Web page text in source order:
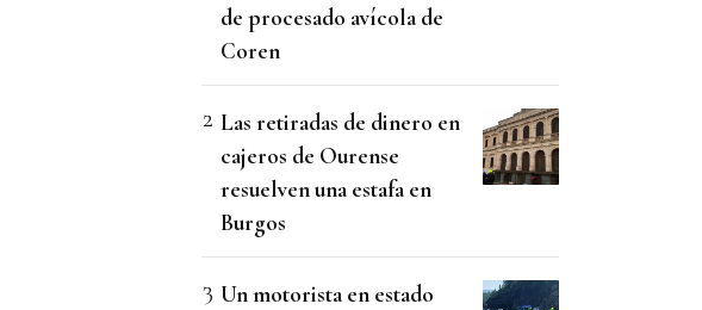
de procesado avícola de
Coren
Las retiradas de dinero en
cajeros de Ourense
resuelven una estafa en
Burgos
Un motorista en estado